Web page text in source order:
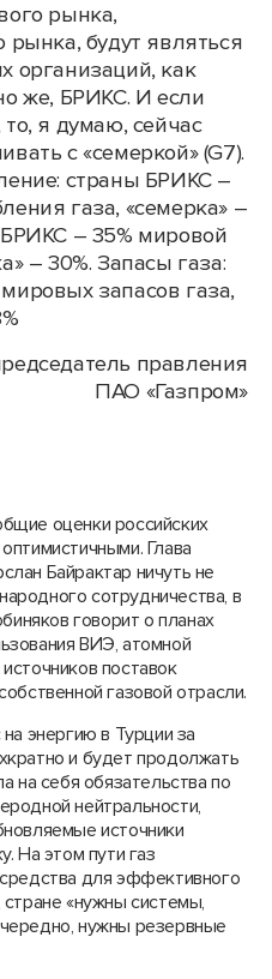
рынка,
рынка, будут являться
организаций, как
же, БРИКС. И если
я думаю, сейчас
с «семеркой» (G7).
страны БРИКС –
газа, «семерка» –
– 35% мировой
– 30%. Запасы газа:
запасов газа,
правления
ПАО «Газпром»
оценки российских
Глава
Байрактар ничуть не
сотрудничества, в
говорит о планах
ВИЭ, атомной
поставок
газовой отрасли.
энергию в Турции за
и будет продолжать
на себя обязательства по
нейтральности,
источники
На этом пути газ
для эффективного
«нужны системы,
нужны резервные